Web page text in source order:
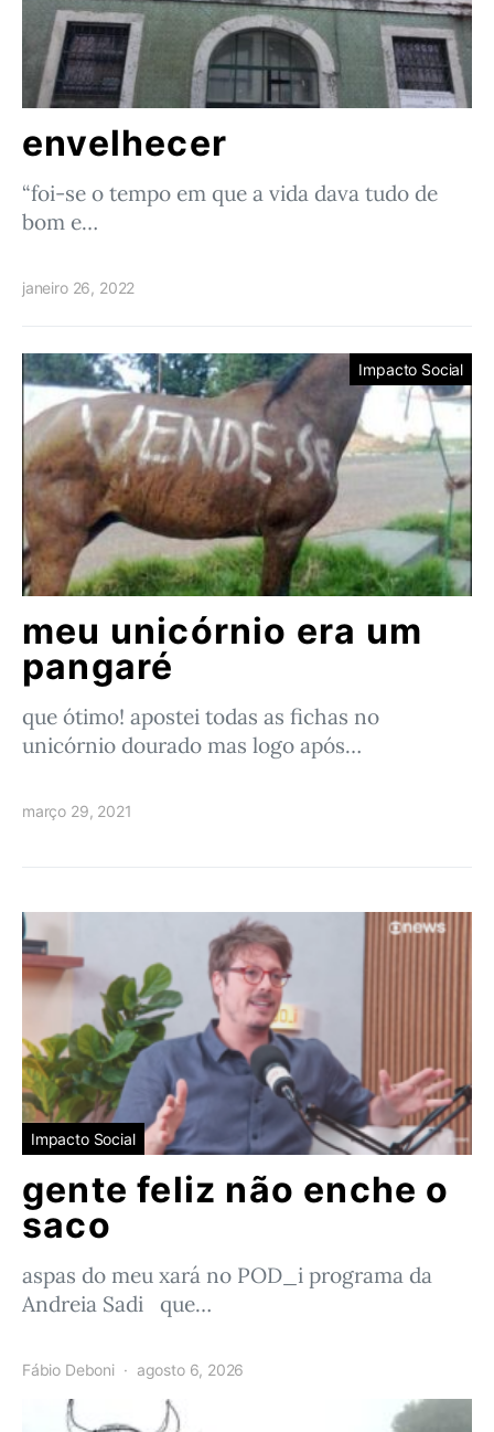
envelhecer
“foi-se o tempo em que a vida dava tudo de
bom e…
janeiro 26, 2022
Impacto Social
meu unicórnio era um
pangaré
que ótimo! apostei todas as fichas no
unicórnio dourado mas logo após…
março 29, 2021
Impacto Social
gente feliz não enche o
saco
aspas do meu xará no POD_i programa da
Andreia Sadi que…
Fábio Deboni agosto 6, 2026